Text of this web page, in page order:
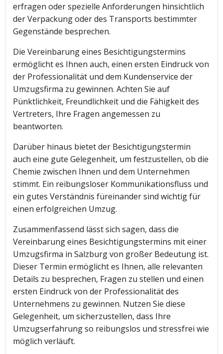
erfragen oder spezielle Anforderungen hinsichtlich
der Verpackung oder des Transports bestimmter
Gegenstände besprechen.
Die Vereinbarung eines Besichtigungstermins
ermöglicht es Ihnen auch, einen ersten Eindruck von
der Professionalität und dem Kundenservice der
Umzugsfirma zu gewinnen. Achten Sie auf
Pünktlichkeit, Freundlichkeit und die Fähigkeit des
Vertreters, Ihre Fragen angemessen zu
beantworten.
Darüber hinaus bietet der Besichtigungstermin
auch eine gute Gelegenheit, um festzustellen, ob die
Chemie zwischen Ihnen und dem Unternehmen
stimmt. Ein reibungsloser Kommunikationsfluss und
ein gutes Verständnis füreinander sind wichtig für
einen erfolgreichen Umzug.
Zusammenfassend lässt sich sagen, dass die
Vereinbarung eines Besichtigungstermins mit einer
Umzugsfirma in Salzburg von großer Bedeutung ist.
Dieser Termin ermöglicht es Ihnen, alle relevanten
Details zu besprechen, Fragen zu stellen und einen
ersten Eindruck von der Professionalität des
Unternehmens zu gewinnen. Nutzen Sie diese
Gelegenheit, um sicherzustellen, dass Ihre
Umzugserfahrung so reibungslos und stressfrei wie
möglich verläuft.